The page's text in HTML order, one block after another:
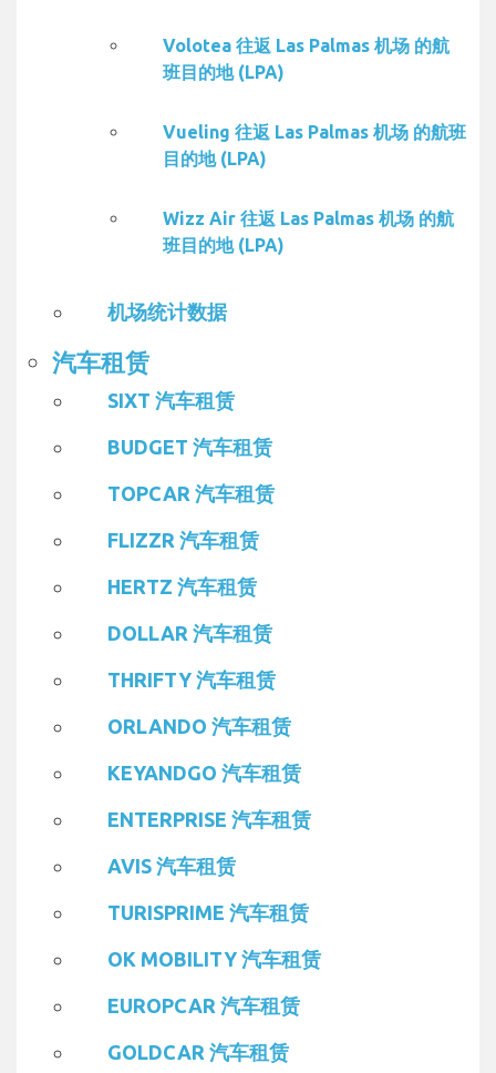
Volotea 往返 Las Palmas 机场 的航
班目的地 (LPA)
Vueling 往返 Las Palmas 机场 的航班
目的地 (LPA)
Wizz Air 往返 Las Palmas 机场 的航
班目的地 (LPA)
机场统计数据
汽车租赁
SIXT 汽车租赁
BUDGET 汽车租赁
TOPCAR 汽车租赁
FLIZZR 汽车租赁
HERTZ 汽车租赁
DOLLAR 汽车租赁
THRIFTY 汽车租赁
ORLANDO 汽车租赁
KEYANDGO 汽车租赁
ENTERPRISE 汽车租赁
AVIS 汽车租赁
TURISPRIME 汽车租赁
OK MOBILITY 汽车租赁
EUROPCAR 汽车租赁
GOLDCAR 汽车租赁